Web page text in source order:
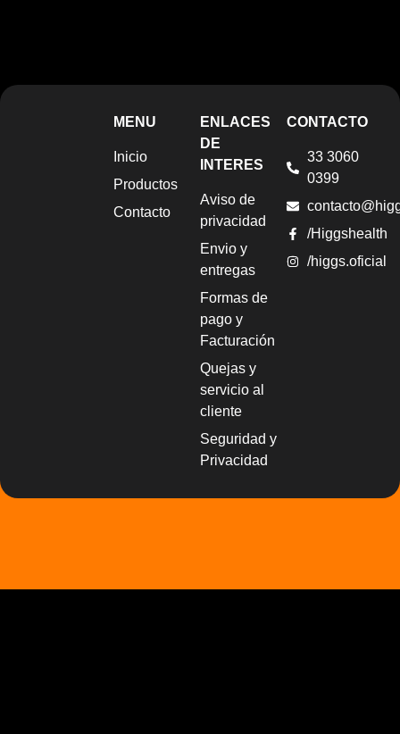
MENU
Inicio
Productos
Contacto
ENLACES
DE
INTERES
Aviso de
privacidad
Envio y
entregas
Formas de
pago y
Facturación
Quejas y
servicio al
cliente
Seguridad y
Privacidad
CONTACTO
33 3060
0399
/Higgshealth
/higgs.oficial